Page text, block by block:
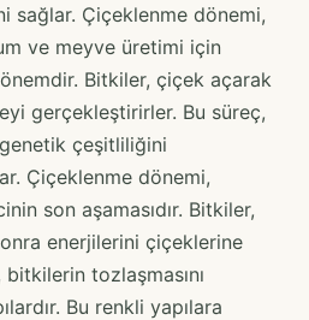
sağlar. Çiçeklenme dönemi,
ve meyve üretimi için
Bitkiler, çiçek açarak
gerçekleştirirler. Bu süreç,
çeşitliliğini
Çiçeklenme dönemi,
son aşamasıdır. Bitkiler,
enerjilerini çiçeklerine
tozlaşmasını
Bu renkli yapılara